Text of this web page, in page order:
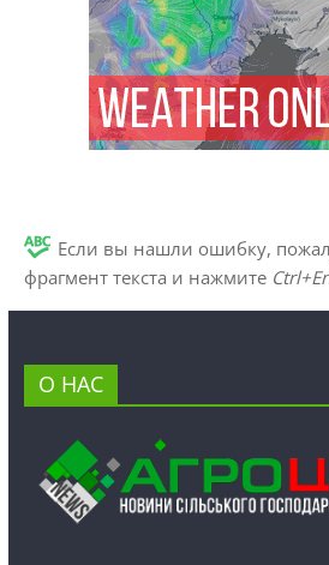
Если вы нашли ошибку,
фрагмент текста и нажмите
О НАС